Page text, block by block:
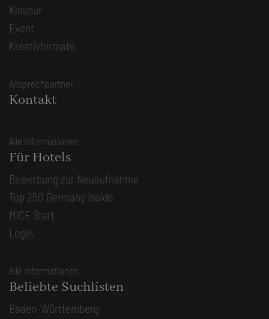
Klausur
Event
Kreativformate
Ansprechpartner
Kontakt
Alle Informationen
Für Hotels
Bewerbung zur Neuaufnahme
Top 250 Germany Inside
MICE Start
Login
Alle Informationen
Beliebte Suchlisten
Baden-Württemberg